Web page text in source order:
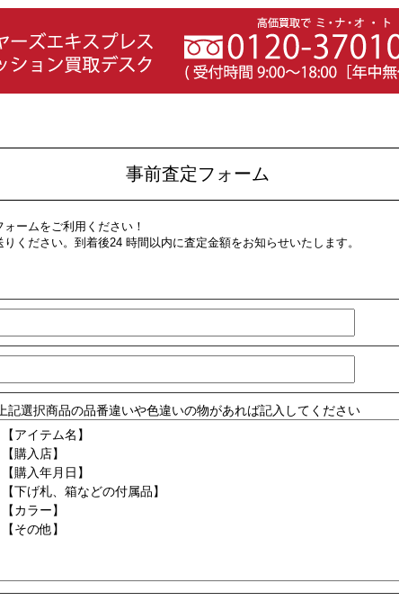
事前査定フォーム
ームをご利用ください！
ください。到着後24 時間以内に査定金額をお知らせいたします。
上記選択商品の品番違いや色違いの物があれば記入してください